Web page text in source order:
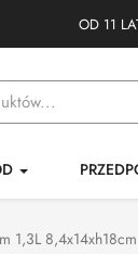
OD 11
1,3L 8,4x14xh18cm